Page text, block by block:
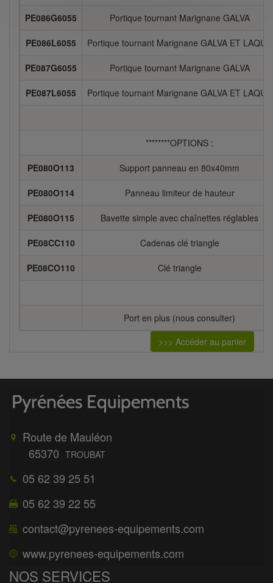
PE086G6055 Portique tournant Marignane GALVA
PE086L6055 Portique tournant Marignane GALVA ET LAQUE
PE087G6055 Portique tournant Marignane GALVA
PE087L6055 Portique tournant Marignane GALVA ET LAQUE
********OPTIONS :
PE080O113 Support panneau en 80x40mm
PE080O114 Panneau limiteur de hauteur
PE080O115 Bavette simple avec chaînettes réglables
PE08CC110 Cadenas clé triangle
PE08CO110 Clé triangle
Port en plus (nous consulter)
>>> Accéder au panier
Route de Mauléon
65370 TROUBAT
05 62 39 25 51
05 62 39 22 55
contact@pyrenees-equipements.com
www.pyrenees-equipements.com
NOS SERVICES